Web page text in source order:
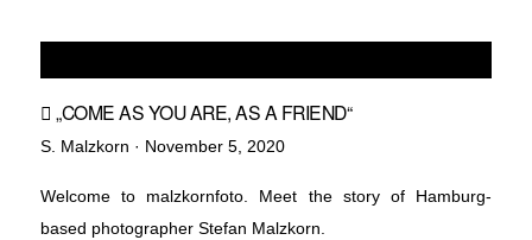
„COME AS YOU ARE, AS A FRIEND“
S. Malzkorn · Veröffentlicht
November 5, 2020
Welcome to malzkornfoto. Meet the story of Hamburg-
based photographer Stefan Malzkorn.